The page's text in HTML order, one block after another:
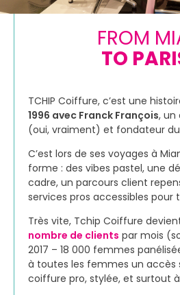
FROM
TO
TCHIP Coiffure, c’est une
1996 avec Franck François, un
(oui, vraiment) et fondateur du
C’est lors de ses voyages à
forme : des vibes pastel, une
cadre, un parcours client
services pros accessibles pour
Très vite, Tchip Coiffure
nombre de clients par mois
2017 – 18 000 femmes
à toutes les femmes un accès
coiffure pro, stylée, et surtout à